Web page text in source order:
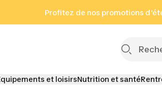
Aller au pied de page
Profitez de nos promotions
et loisirsNutrition et santé